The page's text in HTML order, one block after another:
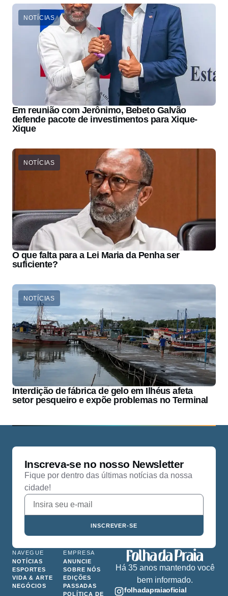
NOTÍCIAS
Em reunião com Jerônimo, Bebeto Galvão
defende pacote de investimentos para Xique-
Xique
NOTÍCIAS
O que falta para a Lei Maria da Penha ser
suficiente?
NOTÍCIAS
Interdição de fábrica de gelo em Ilhéus afeta
setor pesqueiro e expõe problemas no Terminal
Inscreva-se no nosso Newsletter
Fique por dentro das últimas notícias da nossa
cidade!
INSCREVER-SE
NAVEGUE
NOTÍCIAS
ESPORTES
VIDA & ARTE
NEGÓCIOS
EMPRESA
ANUNCIE
SOBRE NÓS
EDIÇÕES
PASSADAS
POLÍTICA DE
Há 35 anos mantendo você
bem informado.
folhadapraiaoficial